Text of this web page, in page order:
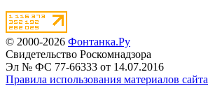
© 2000-2026 Фонтанка.Ру
Свидетельство Роскомнадзора
Эл № ФС 77-66333 от 14.07.2016
Правила использования материалов сайта